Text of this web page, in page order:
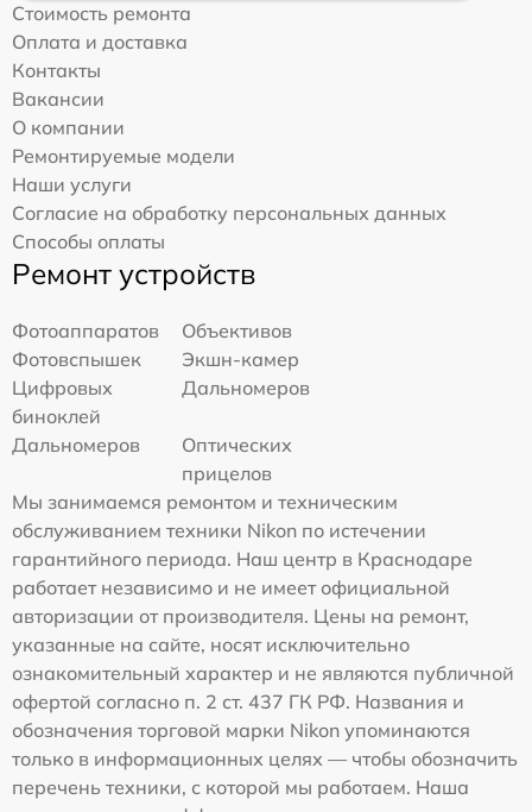
Стоимость ремонта
Оплата и доставка
Контакты
Вакансии
О компании
Ремонтируемые модели
Наши услуги
Согласие на обработку персональных данных
Способы оплаты
Ремонт устройств
Фотоаппаратов
Объективов
Фотовспышек
Экшн-камер
Цифровых
биноклей
Дальномеров
Дальномеров
Оптических
прицелов
Мы занимаемся ремонтом и техническим
обслуживанием техники Nikon по истечении
гарантийного периода. Наш центр в Краснодаре
работает независимо и не имеет официальной
авторизации от производителя. Цены на ремонт,
указанные на сайте, носят исключительно
ознакомительный характер и не являются публичной
офертой согласно п. 2 ст. 437 ГК РФ. Названия и
обозначения торговой марки Nikon упоминаются
только в информационных целях — чтобы обозначить
перечень техники, с которой мы работаем. Наша